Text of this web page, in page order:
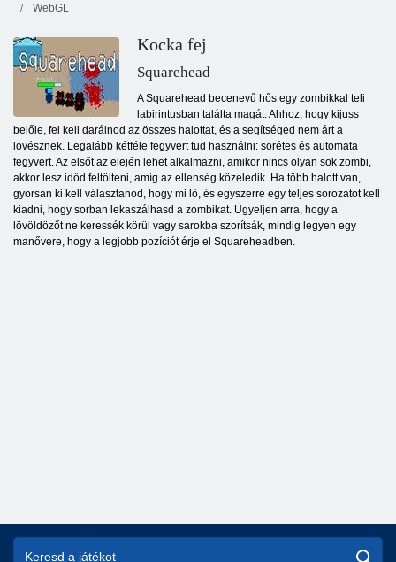
WebGL
Kocka fej
Squarehead
A Squarehead becenevű hős egy zombikkal teli
labirintusban találta magát. Ahhoz, hogy kijuss
belőle, fel kell darálnod az összes halottat, és a segítséged nem árt a
lövésznek. Legalább kétféle fegyvert tud használni: sörétes és automata
fegyvert. Az elsőt az elején lehet alkalmazni, amikor nincs olyan sok zombi,
akkor lesz időd feltölteni, amíg az ellenség közeledik. Ha több halott van,
gyorsan ki kell választanod, hogy mi lő, és egyszerre egy teljes sorozatot kell
kiadni, hogy sorban lekaszálhasd a zombikat. Ügyeljen arra, hogy a
lövöldözőt ne keressék körül vagy sarokba szorítsák, mindig legyen egy
manővere, hogy a legjobb pozíciót érje el Squareheadben.